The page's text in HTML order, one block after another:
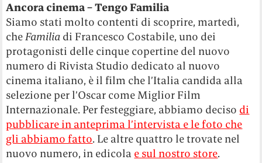
Ancora cinema – Tengo Familia
Siamo stati molto contenti di scoprire, martedì,
cheFamilia di Francesco Costabile, uno dei
protagonisti delle cinque copertine del nuovo
numero di Rivista Studio dedicato al nuovo
cinema italiano, è il film che l’Italia candida alla
selezione per l’Oscar come Miglior Film
Internazionale. Per festeggiare, abbiamo deciso di
pubblicare in anteprima l’intervista e le foto che
gli abbiamo fatto. Le altre quattro le trovate nel
nuovo numero, in edicola e sul nostro store.